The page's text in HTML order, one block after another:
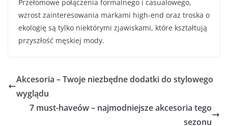
Przełomowe połączenia formalnego i casualowego,
wzrost zainteresowania markami high-end oraz troska o
ekologię są tylko niektórymi zjawiskami, które kształtują
przyszłość męskiej mody.
Akcesoria – Twoje niezbędne dodatki do stylowego
wyglądu
7 must-haveów – najmodniejsze akcesoria tego
sezonu